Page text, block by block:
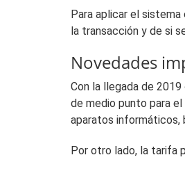
Para aplicar el
la transacción y de si
Novedades
Con la llegada de
de medio punto para
aparatos informáticos,
Por otro lado, la tarifa